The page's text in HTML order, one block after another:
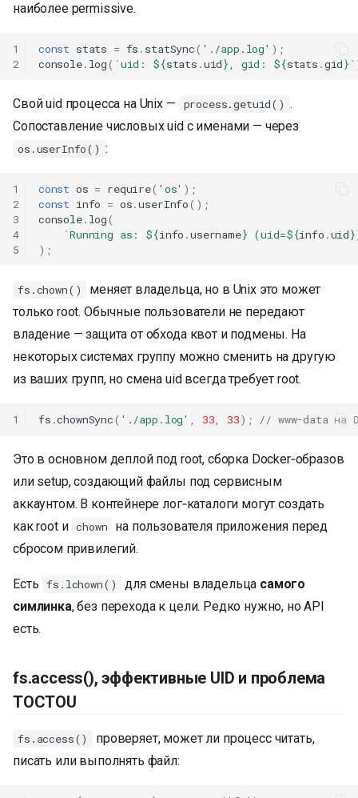
наиболее permissive.
1
2
const stats = fs . statSync( './app.log' );
console. log( `uid: ${stats .uid}, gid: ${stats .gid} `
Свой uid процесса на Unix — process.getuid() .
Сопоставление числовых uid с именами — через
os.userInfo() :
1
2
3
4
5
const os = require( 'os' );
const info = os.userInfo();
console. log(
`Running as: ${info .username} (uid=${info .uid}
);
fs.chown()
меняет владельца, но в Unix это может
только root. Обычные пользователи не передают
владение — защита от обхода квот и подмены. На
некоторых системах группу можно сменить на другую
из ваших групп, но смена uid всегда требует root.
1 fs .chownSync( './app.log' , 33, 33); // www-data на
Это в основном деплой под root, сборка Docker‑образов
или setup, создающий файлы под сервисным
аккаунтом. В контейнере лог‑каталоги могут создать
как root и chown
на пользователя приложения перед
сбросом привилегий.
Есть fs.lchown() для смены владельца самого
симлинка, без перехода к цели. Редко нужно, но API
есть.
fs.access(), эффективные UID и проблема
TOCTOU
fs.access()
проверяет, может ли процесс читать,
писать или выполнять файл: